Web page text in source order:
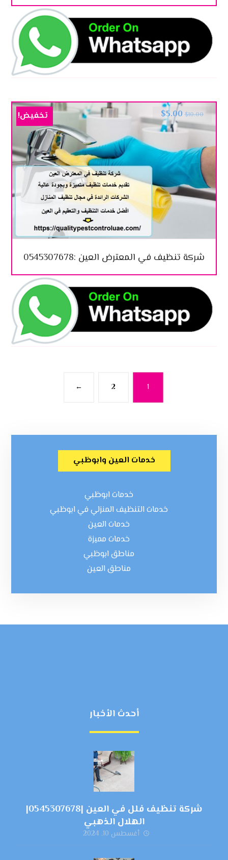
شركة تنظيف في المعترض العين :0545307678
$10.00
$5.00 تخفيض!
1
2
←
خدمات العين وابوظبي
خدمات ابوظبي
خدمات التنظيف المنزلي في ابوظبي
خدمات العين
خدمات مميزة
مناطق ابوظبي
مناطق العين
أحدث الأخبار
شركة تنظيف فلل في العين |0545307678|
الهلال الذهبي
أغسطس 10, 2024